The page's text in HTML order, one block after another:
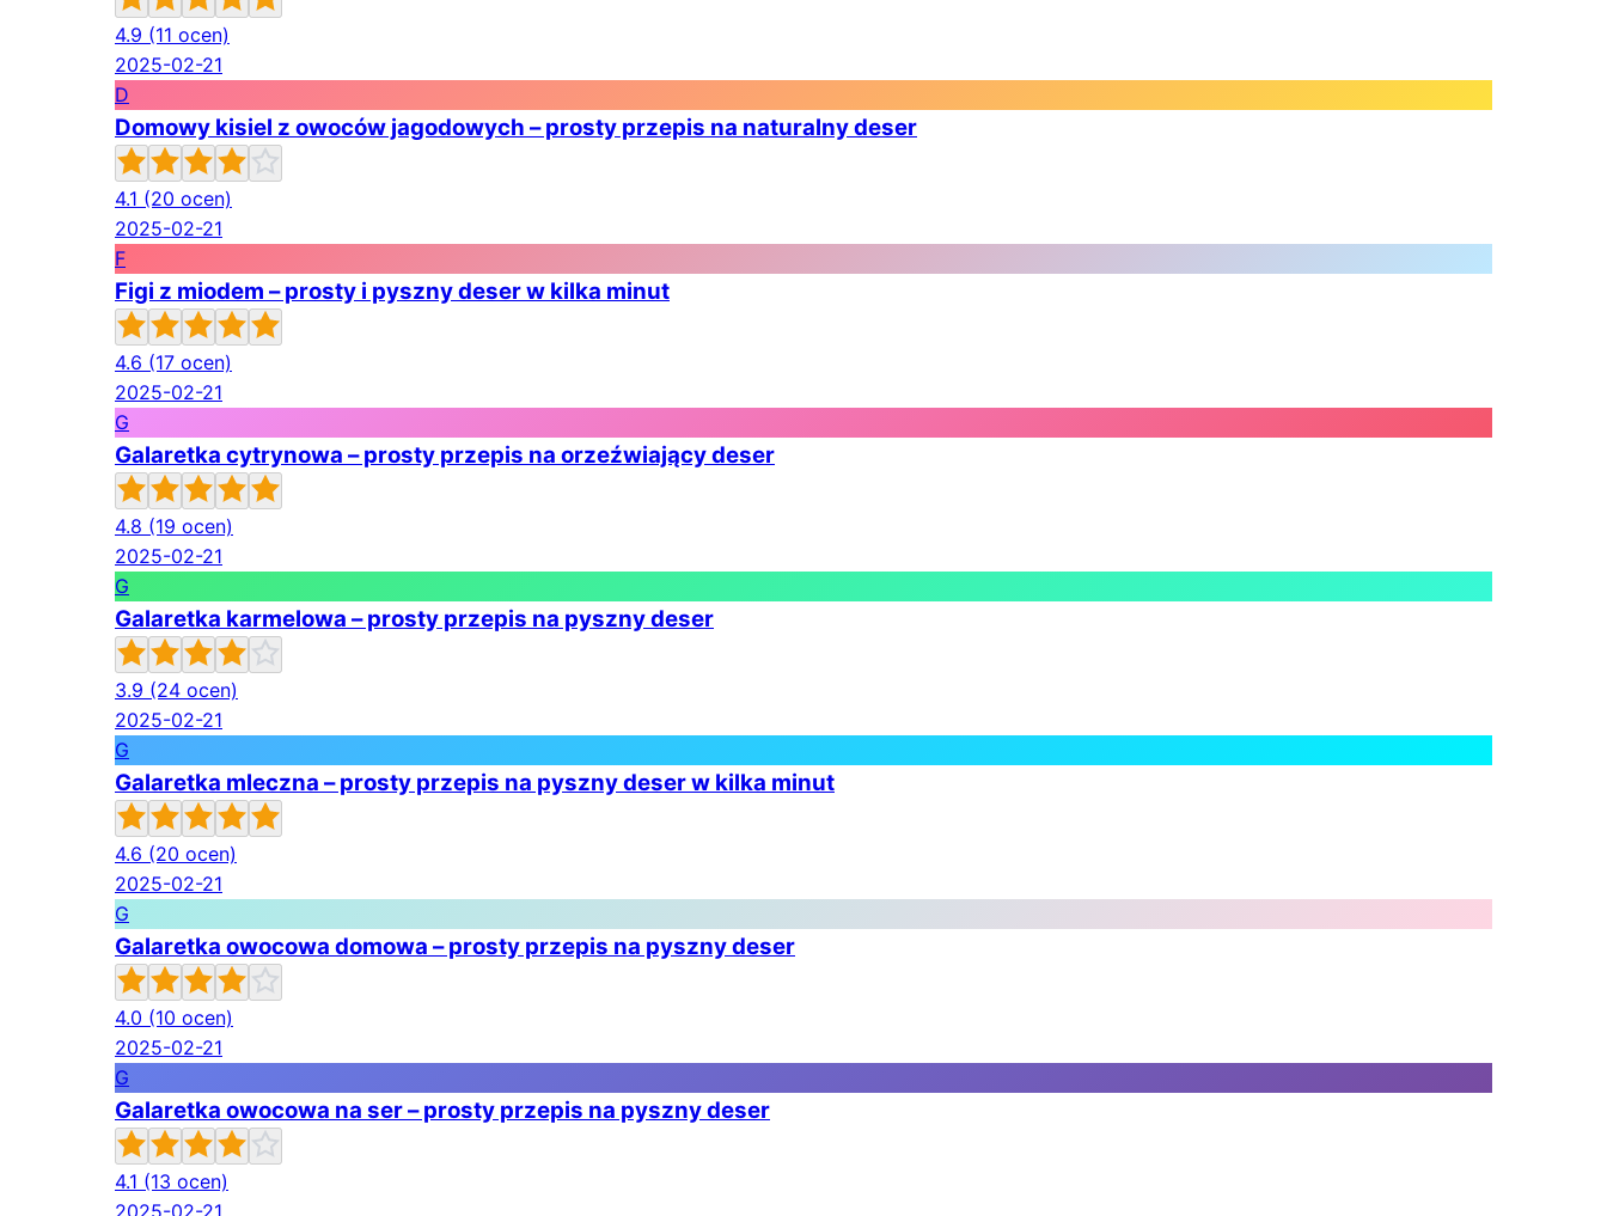
4.9 (11 ocen)
2025-02-21
D
Domowy kisiel z owoców jagodowych – prosty przepis na naturalny deser
4.1 (20 ocen)
2025-02-21
F
Figi z miodem – prosty i pyszny deser w kilka minut
4.6 (17 ocen)
2025-02-21
G
Galaretka cytrynowa – prosty przepis na orzeźwiający deser
4.8 (19 ocen)
2025-02-21
G
Galaretka karmelowa – prosty przepis na pyszny deser
3.9 (24 ocen)
2025-02-21
G
Galaretka mleczna – prosty przepis na pyszny deser w kilka minut
4.6 (20 ocen)
2025-02-21
G
Galaretka owocowa domowa – prosty przepis na pyszny deser
4.0 (10 ocen)
2025-02-21
G
Galaretka owocowa na ser – prosty przepis na pyszny deser
4.1 (13 ocen)
2025-02-21